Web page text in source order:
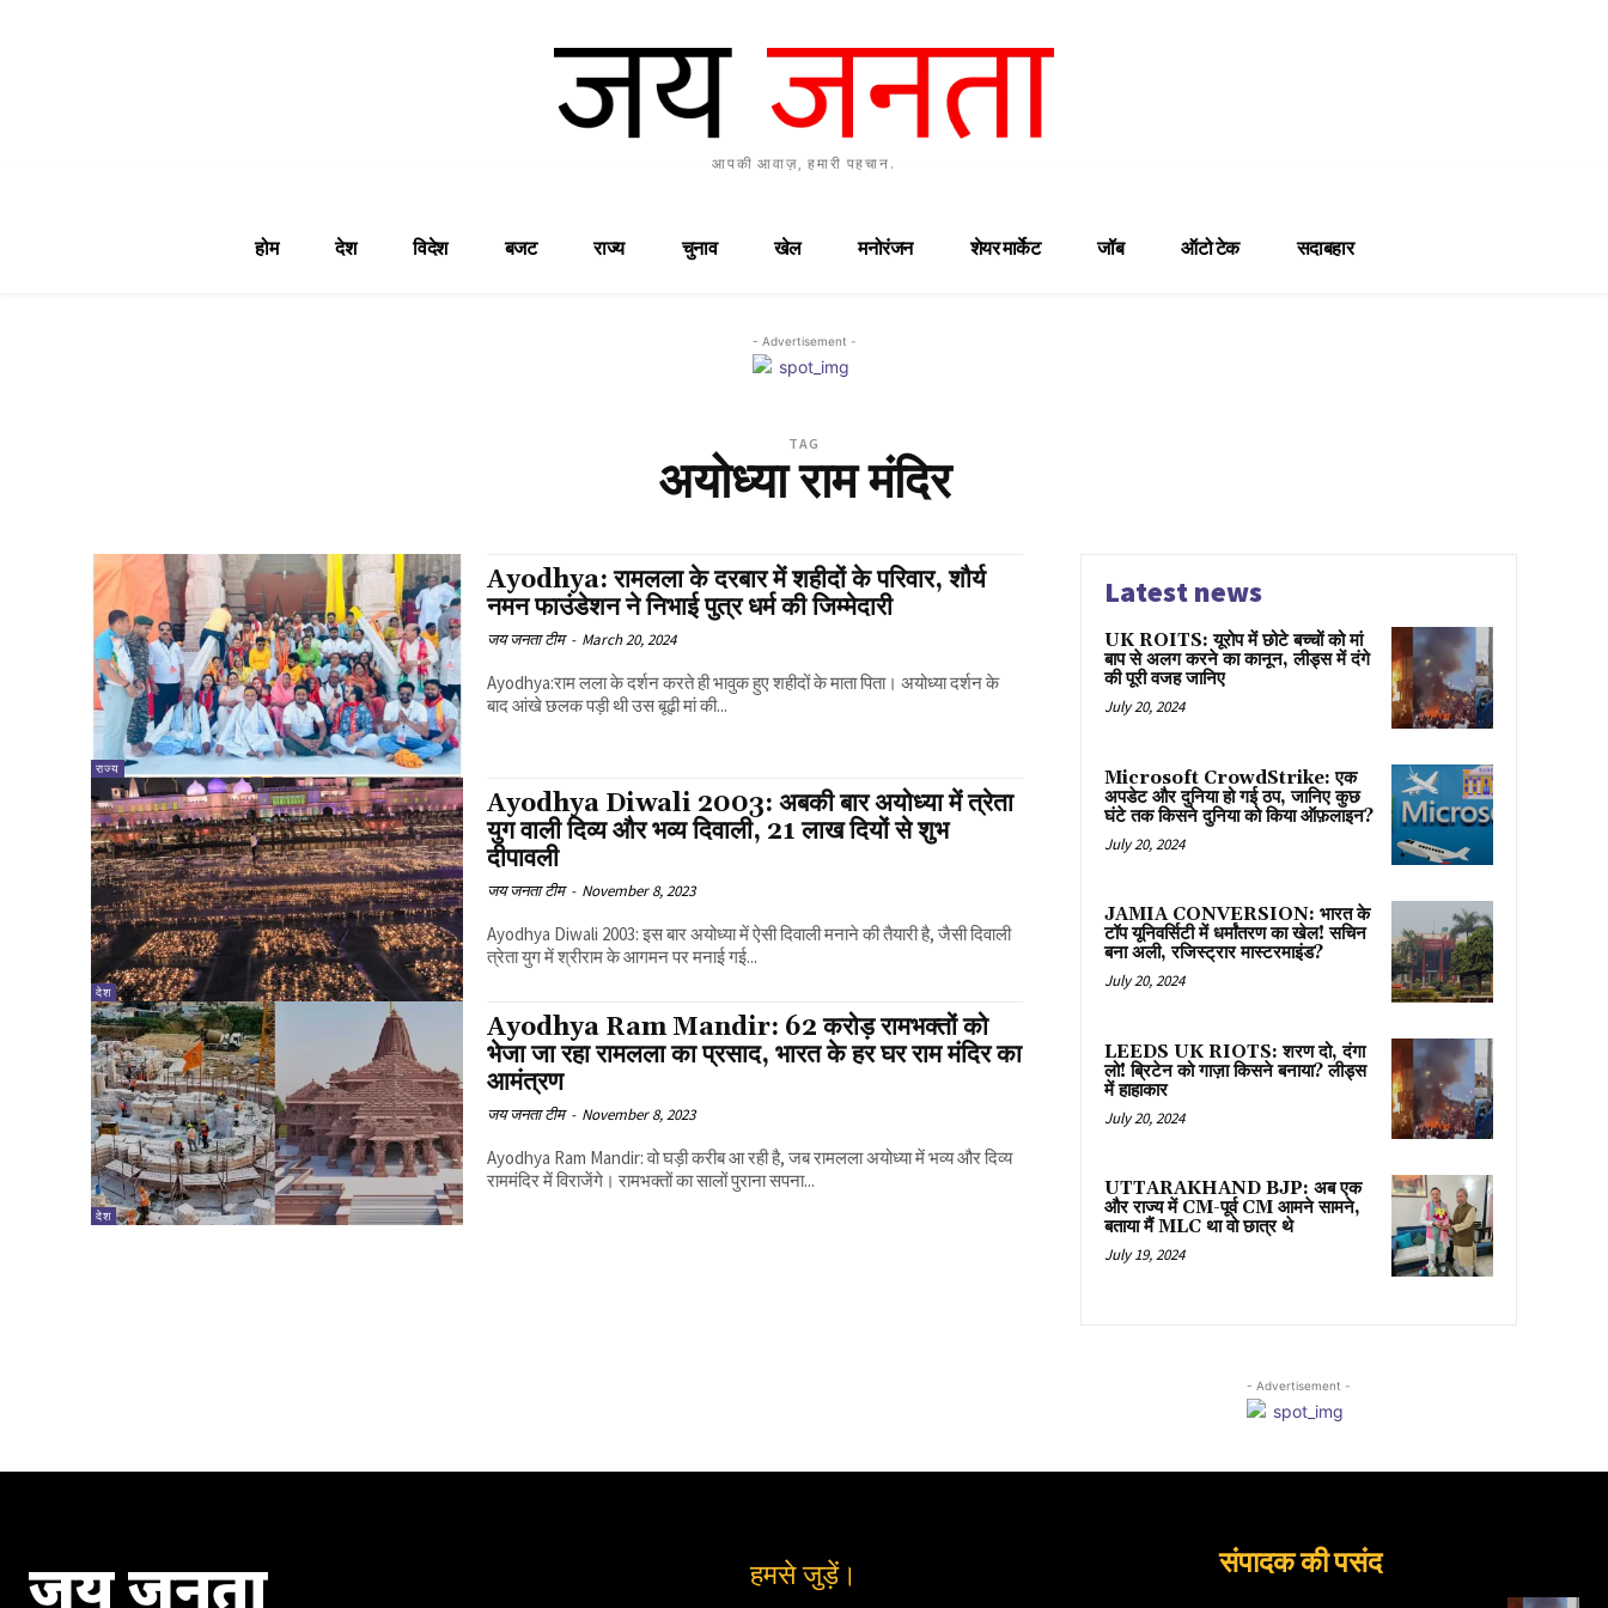
आपकी आवाज़, हमारी पहचान.
होम देश विदेश बजट राज्य चुनाव खेल मनोरंजन शेयर मार्केट जॉब ऑटो टेक सदाबहार
- Advertisement -
TAG
अयोध्या राम मंदिर
राज्य
Ayodhya: रामलला के दरबार में शहीदों के परिवार, शौर्य
नमन फाउंडेशन ने निभाई पुत्र धर्म की जिम्मेदारी
जय जनता टीम - March 20, 2024
Ayodhya:राम लला के दर्शन करते ही भावुक हुए शहीदों के माता पिता। अयोध्या दर्शन के
बाद आंखे छलक पड़ी थी उस बूढ़ी मां की...
देश
Ayodhya Diwali 2003: अबकी बार अयोध्या में त्रेता
युग वाली दिव्य और भव्य दिवाली, 21 लाख दियों से शुभ
दीपावली
जय जनता टीम - November 8, 2023
Ayodhya Diwali 2003: इस बार अयोध्या में ऐसी दिवाली मनाने की तैयारी है, जैसी दिवाली
त्रेता युग में श्रीराम के आगमन पर मनाई गई...
देश
Ayodhya Ram Mandir: 62 करोड़ रामभक्तों को
भेजा जा रहा रामलला का प्रसाद, भारत के हर घर राम मंदिर का
आमंत्रण
जय जनता टीम - November 8, 2023
Ayodhya Ram Mandir: वो घड़ी करीब आ रही है, जब रामलला अयोध्या में भव्य और दिव्य
राममंदिर में विराजेंगे। रामभक्तों का सालों पुराना सपना...
Latest news
UK ROITS: यूरोप में छोटे बच्चों को मां
बाप से अलग करने का कानून, लीड्स में दंगे
की पूरी वजह जानिए
July 20, 2024
Microsoft CrowdStrike: एक
अपडेट और दुनिया हो गई ठप, जानिए कुछ
घंटे तक किसने दुनिया को किया ऑफ़लाइन?
July 20, 2024
JAMIA CONVERSION: भारत के
टॉप यूनिवर्सिटी में धर्मांतरण का खेल! सचिन
बना अली, रजिस्ट्रार मास्टरमाइंड?
July 20, 2024
LEEDS UK RIOTS: शरण दो, दंगा
लो! ब्रिटेन को गाज़ा किसने बनाया? लीड्स
में हाहाकार
July 20, 2024
UTTARAKHAND BJP: अब एक
और राज्य में CM-पूर्व CM आमने सामने,
बताया मैं MLC था वो छात्र थे
July 19, 2024
- Advertisement -
जय जनता हमसे जुड़ें। संपादक की पसंद